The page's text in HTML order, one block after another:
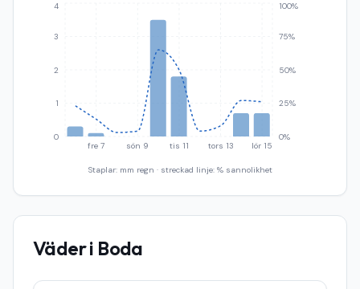
fre 7 sön 9 tis 11 tors 13 lör 15
0
1
2
3
4
0%
25%
50%
75%
100%
Staplar: mm regn · streckad linje: % sannolikhet
Väder i Boda